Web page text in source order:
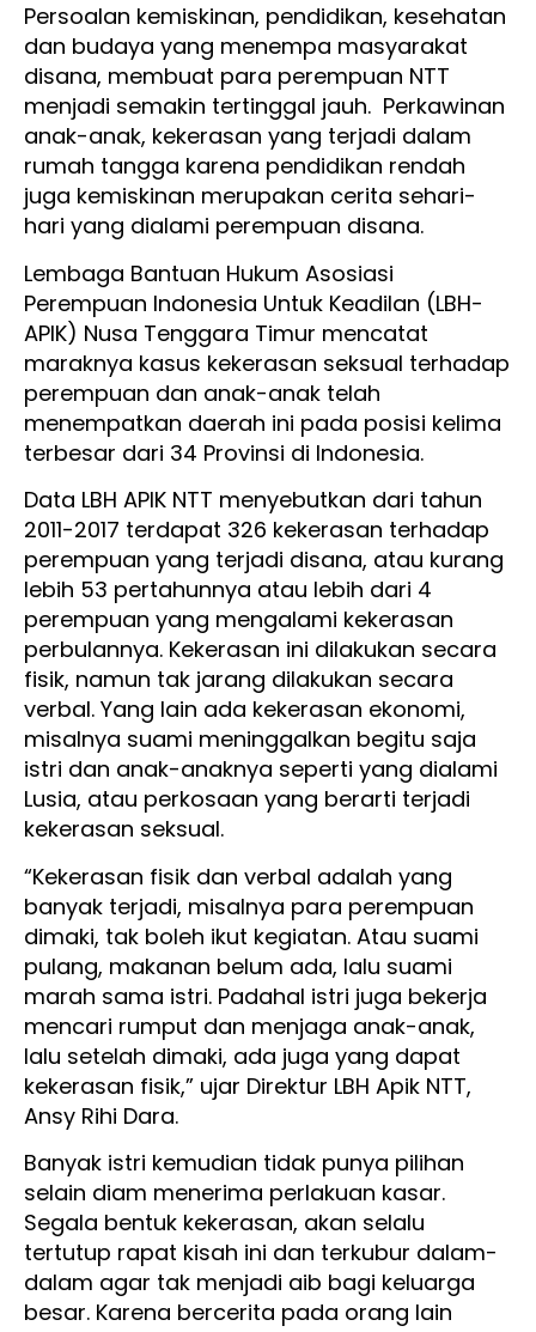
Persoalan kemiskinan, pendidikan, kesehatan
dan budaya yang menempa masyarakat
disana, membuat para perempuan NTT
menjadi semakin tertinggal jauh. Perkawinan
anak-anak, kekerasan yang terjadi dalam
rumah tangga karena pendidikan rendah
juga kemiskinan merupakan cerita sehari-
hari yang dialami perempuan disana.
Lembaga Bantuan Hukum Asosiasi
Perempuan Indonesia Untuk Keadilan (LBH-
APIK) Nusa Tenggara Timur mencatat
maraknya kasus kekerasan seksual terhadap
perempuan dan anak-anak telah
menempatkan daerah ini pada posisi kelima
terbesar dari 34 Provinsi di Indonesia.
Data LBH APIK NTT menyebutkan dari tahun
2011-2017 terdapat 326 kekerasan terhadap
perempuan yang terjadi disana, atau kurang
lebih 53 pertahunnya atau lebih dari 4
perempuan yang mengalami kekerasan
perbulannya. Kekerasan ini dilakukan secara
fisik, namun tak jarang dilakukan secara
verbal. Yang lain ada kekerasan ekonomi,
misalnya suami meninggalkan begitu saja
istri dan anak-anaknya seperti yang dialami
Lusia, atau perkosaan yang berarti terjadi
kekerasan seksual.
“Kekerasan fisik dan verbal adalah yang
banyak terjadi, misalnya para perempuan
dimaki, tak boleh ikut kegiatan. Atau suami
pulang, makanan belum ada, lalu suami
marah sama istri. Padahal istri juga bekerja
mencari rumput dan menjaga anak-anak,
lalu setelah dimaki, ada juga yang dapat
kekerasan fisik,” ujar Direktur LBH Apik NTT,
Ansy Rihi Dara.
Banyak istri kemudian tidak punya pilihan
selain diam menerima perlakuan kasar.
Segala bentuk kekerasan, akan selalu
tertutup rapat kisah ini dan terkubur dalam-
dalam agar tak menjadi aib bagi keluarga
besar. Karena bercerita pada orang lain